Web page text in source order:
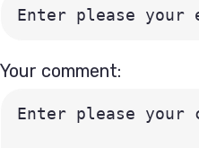
Your comment: